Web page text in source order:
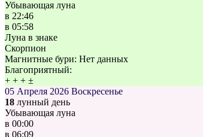
Убывающая луна
в 22:46
в 05:58
Луна в знаке
Скорпион
Магнитные бури: Нет данных
Благоприятный:
+ + + ±
05 Апреля 2026 Воскресенье
18 лунный день
Убывающая луна
в 00:00
в 06:09